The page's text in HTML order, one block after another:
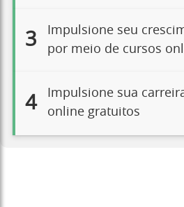
3
Impulsione seu
por meio de cursos
4
Impulsione sua
online gratuitos